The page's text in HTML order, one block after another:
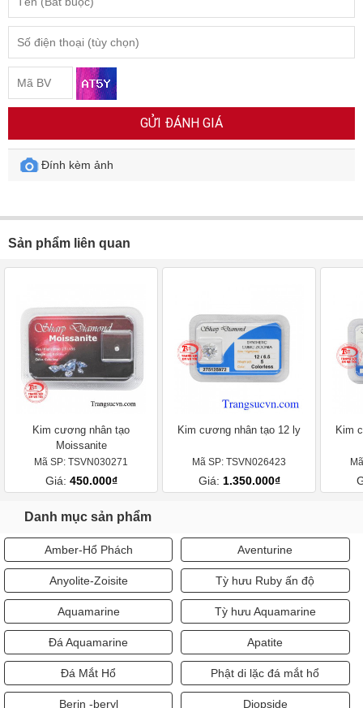
GỬI ĐÁNH GIÁ
Đính kèm ảnh
Sản phẩm liên quan
Kim cương nhân tạo
Moissanite
Mã SP: TSVN030271
Giá: 450.000₫
Kim cương nhân tạo 12 ly
Mã SP: TSVN026423
Giá: 1.350.000₫
Kim
Danh mục sản phẩm
Amber-Hổ Phách Aventurine
Anyolite-Zoisite Tỳ hưu Ruby ấn độ
Aquamarine Tỳ hưu Aquamarine
Đá Aquamarine Apatite
Đá Mắt Hổ Phật di lặc đá mắt hổ
Berin -beryl Diopside